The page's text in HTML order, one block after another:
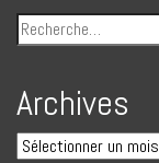
Archives